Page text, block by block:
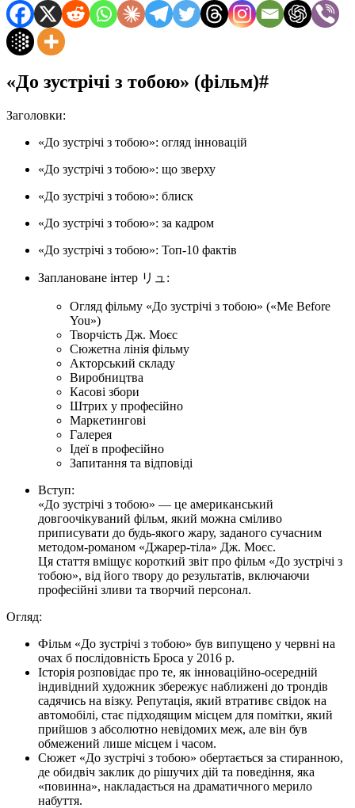
«До зустрічі з тобою» (фільм)#
Заголовки:
«До зустрічі з тобою»: огляд інновацій
«До зустрічі з тобою»: що зверху
«До зустрічі з тобою»: блиск
«До зустрічі з тобою»: за кадром
«До зустрічі з тобою»: Топ-10 фактів
Заплановане інтер リュ:
Огляд фільму «До зустрічі з тобою» («Me Before
You»)
Творчість Дж. Моєс
Сюжетна лінія фільму
Акторський складу
Виробництва
Касові збори
Штрих у професійно
Маркетингові
Галерея
Ідеї ​​в професійно
Запитання та відповіді
Вступ:
«До зустрічі з тобою» — це американський
довгоочікуваний фільм, який можна сміливо
приписувати до будь-якого жару, заданого сучасним
методом-романом «Джарер-тіла» Дж. Моєс.
Ця стаття вміщує короткий звіт про фільм «До зустрічі з
тобою», від його твору до результатів, включаючи
професійні зливи та творчий персонал.
Огляд:
Фільм «До зустрічі з тобою» був випущено у червні на
очах б послідовність Броса у 2016 р.
Історія розповідає про те, як інноваційно-осередній
індивідний художник збережує наближені до трондів
садячись на візку. Репутація, який втративє свідок на
автомобілі, стає підходящим місцем для помітки, який
прийшов з абсолютно невідомих меж, але він був
обмежений лише місцем і часом.
Сюжет «До зустрічі з тобою» обертається за стиранною,
де обидвіч заклик до рішучих дій та поведіння, яка
«повинна», накладається на драматичного мерило
набуття.